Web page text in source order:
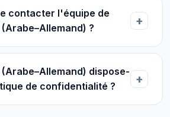
contacter l'équipe de
?
dispose-
de confidentialité ?